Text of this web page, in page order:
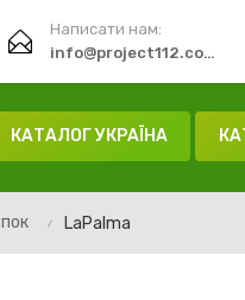
Написати нам:
info@project112.com.ua
КАТАЛОГ УКРАЇНА
LaPalma